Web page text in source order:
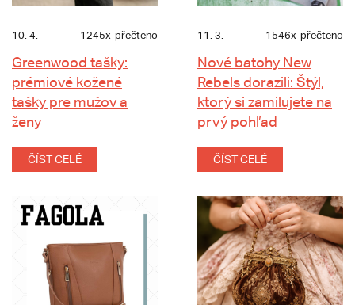
10. 4. 1245x přečteno
Greenwood tašky:
prémiové kožené
tašky pre mužov a
ženy
ČÍST CELÉ
11. 3. 1546x přečteno
Nové batohy New
Rebels dorazili: Štýl,
ktorý si zamilujete na
prvý pohľad
ČÍST CELÉ